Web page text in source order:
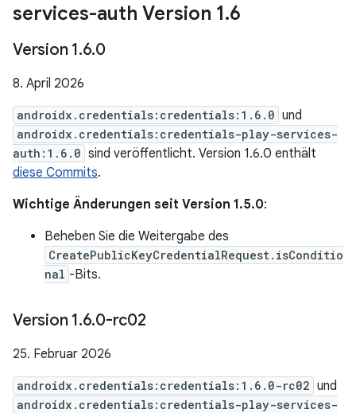
services-auth Version 1.6
Version 1.6.0
8. April 2026
androidx.credentials:credentials:1.6.0 und
androidx.credentials:credentials-play-services-
auth:1.6.0 sind veröffentlicht. Version 1.6.0 enthält
diese Commits.
Wichtige Änderungen seit Version 1.5.0:
Beheben Sie die Weitergabe des
CreatePublicKeyCredentialRequest.isConditio
nal -Bits.
Version 1.6.0-rc02
25. Februar 2026
androidx.credentials:credentials:1.6.0-rc02 und
androidx.credentials:credentials-play-services-